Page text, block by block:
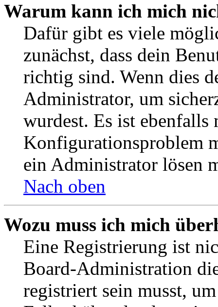
Warum kann ich mich
Dafür gibt es viele
zunächst, dass dein
richtig sind. Wenn dies
Administrator, um
wurdest. Es ist ebenfalls
Konfigurationsproblem
ein Administrator lösen
Nach oben
Wozu muss ich mich
Eine Registrierung ist
Board-Administration
registriert sein musst,